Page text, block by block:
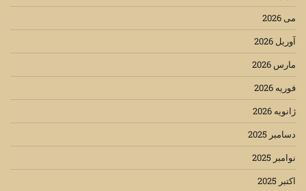
می 2026
آوریل 2026
مارس 2026
فوریه 2026
ژانویه 2026
دسامبر 2025
نوامبر 2025
اکتبر 2025